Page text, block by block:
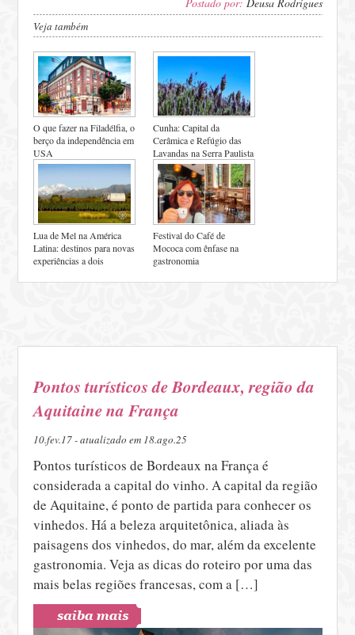
Veja também
O que fazer na Filadélfia, o
berço da independência em
USA
Cunha: Capital da
Cerâmica e Refúgio das
Lavandas na Serra Paulista
Lua de Mel na América
Latina: destinos para novas
experiências a dois
Festival do Café de
Mococa com ênfase na
gastronomia
Pontos turísticos de Bordeaux, região da
Aquitaine na França
10.fev.17 - atualizado em 18.ago.25
Pontos turísticos de Bordeaux na França é
considerada a capital do vinho. A capital da região
de Aquitaine, é ponto de partida para conhecer os
vinhedos. Há a beleza arquitetônica, aliada às
paisagens dos vinhedos, do mar, além da excelente
gastronomia. Veja as dicas do roteiro por uma das
mais belas regiões francesas, com a […]